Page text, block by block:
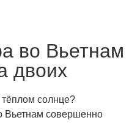
во Вьетнам
двоих
солнце?
Вьетнам совершенно